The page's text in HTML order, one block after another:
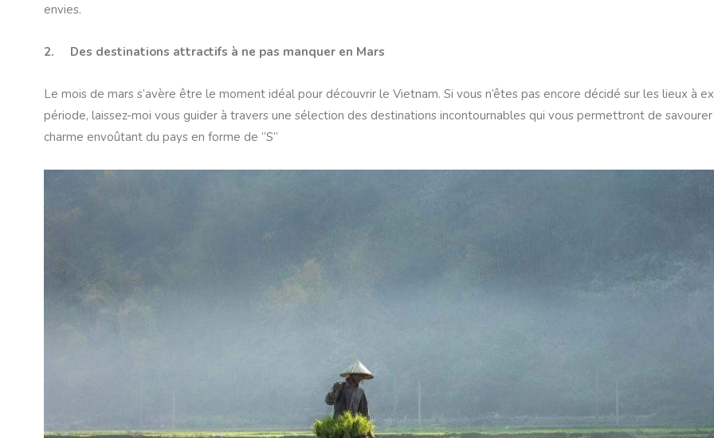
envies.
2. Des destinations attractifs à ne pas manquer en Mars
Le mois de mars s’avère être le moment idéal pour découvrir le Vietnam. Si vous n’êtes pas encore décidé sur les lieux à
période, laissez-moi vous guider à travers une sélection des destinations incontournables qui vous permettront de
charme envoûtant du pays en forme de “S”